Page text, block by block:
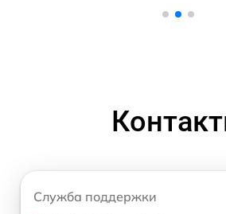
Служба поддержки